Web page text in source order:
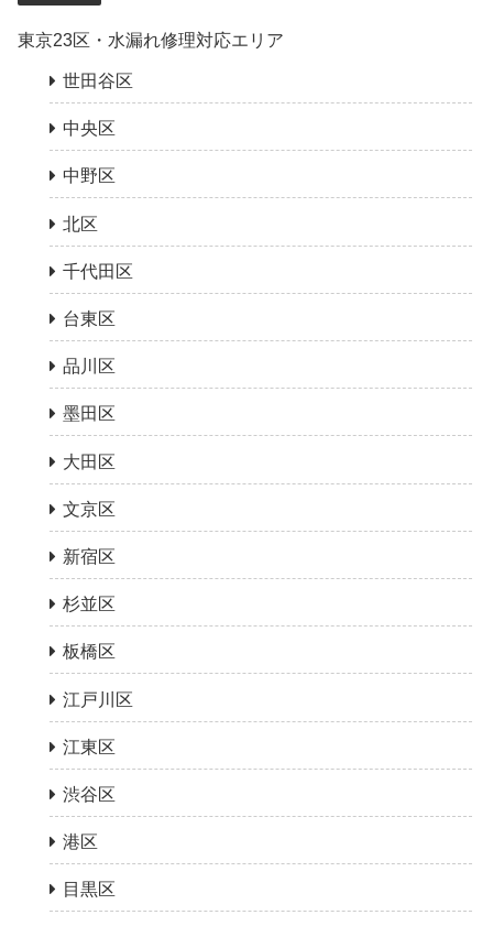
東京23区・水漏れ修理対応エリア
世田谷区
中央区
中野区
北区
千代田区
台東区
品川区
墨田区
大田区
文京区
新宿区
杉並区
板橋区
江戸川区
江東区
渋谷区
港区
目黒区